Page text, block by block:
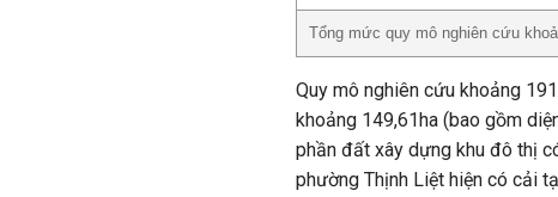
Tổng mức quy mô nghiên cứu
Quy mô nghiên cứu khoảng
khoảng 149,61ha (bao gồm
phần đất xây dựng khu đô thị
phường Thịnh Liệt hiện có cải